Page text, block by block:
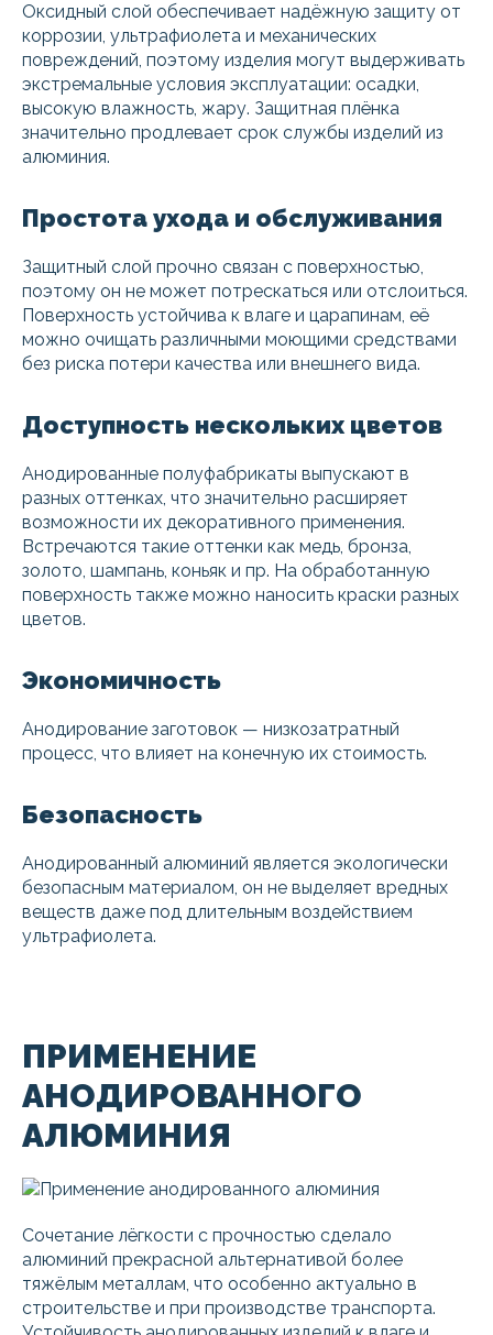
Оксидный слой обеспечивает надёжную защиту от
коррозии, ультрафиолета и механических
повреждений, поэтому изделия могут выдерживать
экстремальные условия эксплуатации: осадки,
высокую влажность, жару. Защитная плёнка
значительно продлевает срок службы изделий из
алюминия.
Простота ухода и обслуживания
Защитный слой прочно связан с поверхностью,
поэтому он не может потрескаться или отслоиться.
Поверхность устойчива к влаге и царапинам, её
можно очищать различными моющими средствами
без риска потери качества или внешнего вида.
Доступность нескольких цветов
Анодированные полуфабрикаты выпускают в
разных оттенках, что значительно расширяет
возможности их декоративного применения.
Встречаются такие оттенки как медь, бронза,
золото, шампань, коньяк и пр. На обработанную
поверхность также можно наносить краски разных
цветов.
Экономичность
Анодирование заготовок — низкозатратный
процесс, что влияет на конечную их стоимость.
Безопасность
Анодированный алюминий является экологически
безопасным материалом, он не выделяет вредных
веществ даже под длительным воздействием
ультрафиолета.
ПРИМЕНЕНИЕ
АНОДИРОВАННОГО
АЛЮМИНИЯ
Сочетание лёгкости с прочностью сделало
алюминий прекрасной альтернативой более
тяжёлым металлам, что особенно актуально в
строительстве и при производстве транспорта.